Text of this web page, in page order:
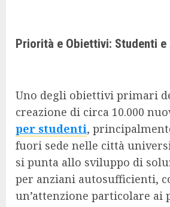
Priorità e Obiettivi: Studenti e
Uno degli obiettivi primari
creazione di circa 10.000
per studenti,
fuori sede nelle città
si punta allo sviluppo di
per anziani autosufficienti,
un’attenzione particolare ai